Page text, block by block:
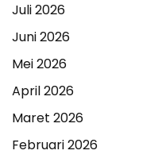
Juli 2026
Juni 2026
Mei 2026
April 2026
Maret 2026
Februari 2026